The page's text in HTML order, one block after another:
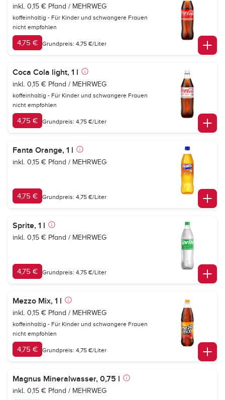
inkl. 0,15 € Pfand / MEHRWEG
koffeinhaltig - Für Kinder und schwangere Frauen
nicht empfohlen
4,75 € Grundpreis: 4,75 €/Liter
Coca Cola light, 1 l
inkl. 0,15 € Pfand / MEHRWEG
koffeinhaltig - Für Kinder und schwangere Frauen
nicht empfohlen
4,75 € Grundpreis: 4,75 €/Liter
Fanta Orange, 1 l
inkl. 0,15 € Pfand / MEHRWEG
4,75 € Grundpreis: 4,75 €/Liter
Sprite, 1 l
inkl. 0,15 € Pfand / MEHRWEG
4,75 € Grundpreis: 4,75 €/Liter
Mezzo Mix, 1 l
inkl. 0,15 € Pfand / MEHRWEG
koffeinhaltig - Für Kinder und schwangere Frauen
nicht empfohlen
4,75 € Grundpreis: 4,75 €/Liter
Magnus Mineralwasser, 0,75 l
inkl. 0,15 € Pfand / MEHRWEG